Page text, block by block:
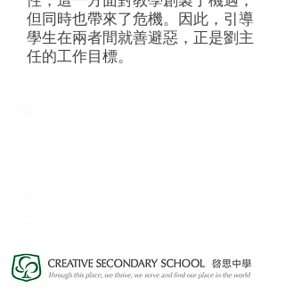
但同時也帶來了危機。因此，引導
學生在兩者間就善避惡，正是劉主
任的工作目標。